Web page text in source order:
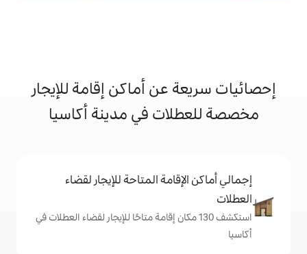
عن أماكن إقامة للإيجار
في مدينة أكاسيا
المتاحة للإيجار لقضاء
130 مكان إقامة متاحًا للإيجار لقضاء العطلات في